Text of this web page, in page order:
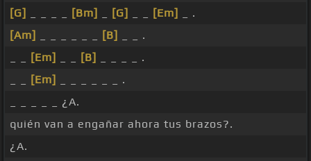
[G]
[Bm] [G] [Em]
_ .
[Am]
[B]
_ _ .
[Em] [B]
_ _ _ _ .
[Em]
_ _ _ _ _ _ .
_ _ _ _ _ ¿A.
quién van a engañar ahora tus brazos?.
¿A.